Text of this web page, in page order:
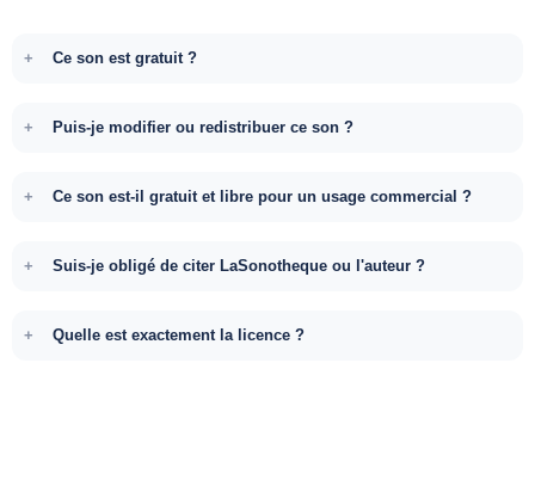
Ce son est gratuit ?
Puis-je modifier ou redistribuer ce son ?
Ce son est-il gratuit et libre pour un usage commercial ?
Suis-je obligé de citer LaSonotheque ou l'auteur ?
Quelle est exactement la licence ?